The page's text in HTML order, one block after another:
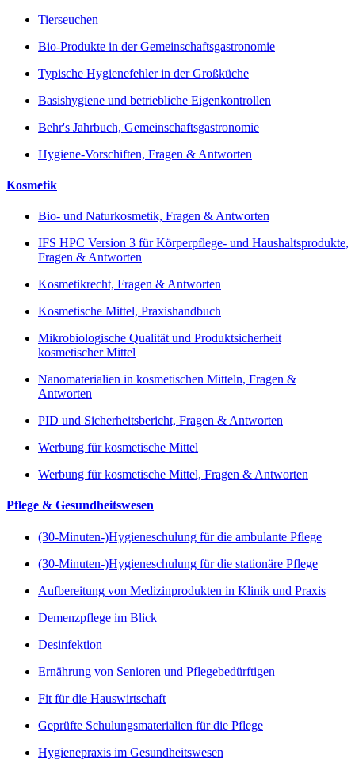
Tierseuchen
Bio-Produkte in der Gemeinschaftsgastronomie
Typische Hygienefehler in der Großküche
Basishygiene und betriebliche Eigenkontrollen
Behr's Jahrbuch, Gemeinschaftsgastronomie
Hygiene-Vorschiften, Fragen & Antworten
Kosmetik
Bio- und Naturkosmetik, Fragen & Antworten
IFS HPC Version 3 für Körperpflege- und Haushaltsprodukte,
Fragen & Antworten
Kosmetikrecht, Fragen & Antworten
Kosmetische Mittel, Praxishandbuch
Mikrobiologische Qualität und Produktsicherheit
kosmetischer Mittel
Nanomaterialien in kosmetischen Mitteln, Fragen &
Antworten
PID und Sicherheitsbericht, Fragen & Antworten
Werbung für kosmetische Mittel
Werbung für kosmetische Mittel, Fragen & Antworten
Pflege & Gesundheitswesen
(30-Minuten-)Hygieneschulung für die ambulante Pflege
(30-Minuten-)Hygieneschulung für die stationäre Pflege
Aufbereitung von Medizinprodukten in Klinik und Praxis
Demenzpflege im Blick
Desinfektion
Ernährung von Senioren und Pflegebedürftigen
Fit für die Hauswirtschaft
Geprüfte Schulungsmaterialien für die Pflege
Hygienepraxis im Gesundheitswesen